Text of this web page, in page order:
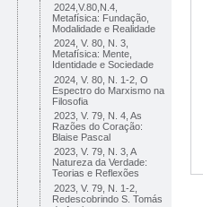
2024,V.80,N.4,
Metafísica: Fundação,
Modalidade e Realidade
2024, V. 80, N. 3,
Metafísica: Mente,
Identidade e Sociedade
2024, V. 80, N. 1-2, O
Espectro do Marxismo na
Filosofia
2023, V. 79, N. 4, As
Razões do Coração:
Blaise Pascal
2023, V. 79, N. 3, A
Natureza da Verdade:
Teorias e Reflexões
2023, V. 79, N. 1-2,
Redescobrindo S. Tomás